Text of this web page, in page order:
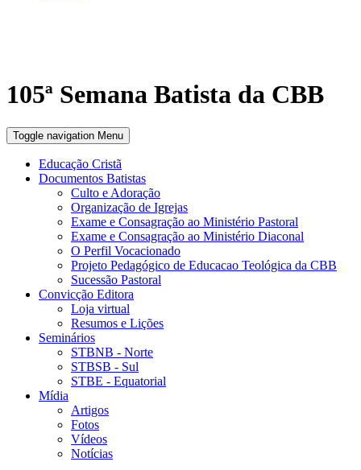
105ª Semana Batista da CBB
Toggle navigation Menu
Educação Cristã
Documentos Batistas
Culto e Adoração
Organização de Igrejas
Exame e Consagração ao Ministério Pastoral
Exame e Consagração ao Ministério Diaconal
O Perfil Vocacionado
Projeto Pedagógico de Educacao Teológica da CBB
Sucessão Pastoral
Convicção Editora
Loja virtual
Resumos e Lições
Seminários
STBNB - Norte
STBSB - Sul
STBE - Equatorial
Mídia
Artigos
Fotos
Vídeos
Notícias